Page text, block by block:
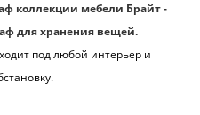
коллекции мебели Брайт -
для хранения вещей.
под любой интерьер и